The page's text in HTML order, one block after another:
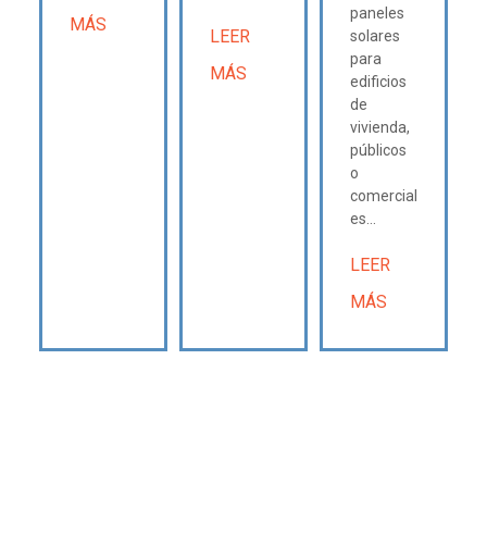
MÁS
LEER
MÁS
paneles
solares
para
edificios
de
vivienda,
públicos
o
comercial
es...
LEER
MÁS